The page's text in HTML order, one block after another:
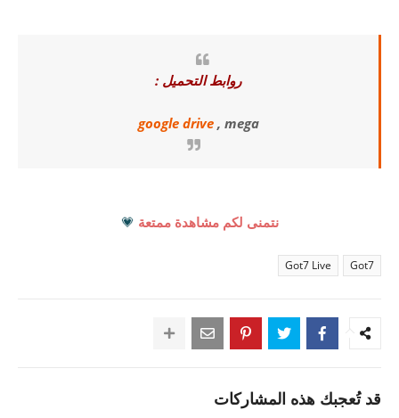
روابط التحميل :
google drive, mega
نتمنى لكم مشاهدة ممتعة 💗
Got7
Got7 Live
قد تُعجبك هذه المشاركات